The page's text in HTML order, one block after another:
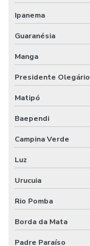
Profissionais de
Profissional de
Profissional de
Projetos de
Rede De
Reforma De
Reforma E
Reformas E
Retrofit de instalações
Ipanema
Guaranésia
Manga
Presidente Olegário
Matipó
Baependi
Campina Verde
Luz
Urucuia
Rio Pomba
Borda da Mata
Padre Paraíso